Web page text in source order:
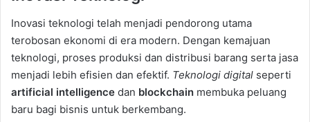
Inovasi teknologi telah menjadi pendorong utama
terobosan ekonomi di era modern. Dengan kemajuan
teknologi, proses produksi dan distribusi barang serta jasa
menjadi lebih efisien dan efektif. Teknologi digital seperti
artificial intelligence dan blockchain membuka peluang
baru bagi bisnis untuk berkembang.